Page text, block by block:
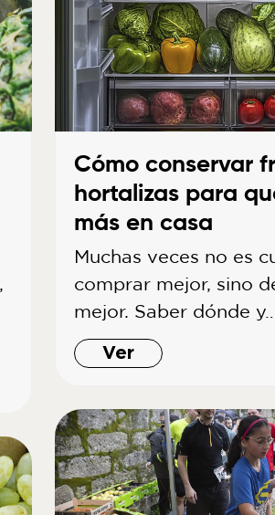
Cómo conservar
hortalizas para
más en casa
Muchas veces no es
comprar mejor, sino
mejor. Saber dónde y…
Ver